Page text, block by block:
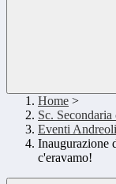
Home >
Sc.
Eventi Andreoli
Inaugurazione
c'eravamo!